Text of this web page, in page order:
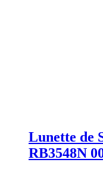
Lunette de
RB3548N